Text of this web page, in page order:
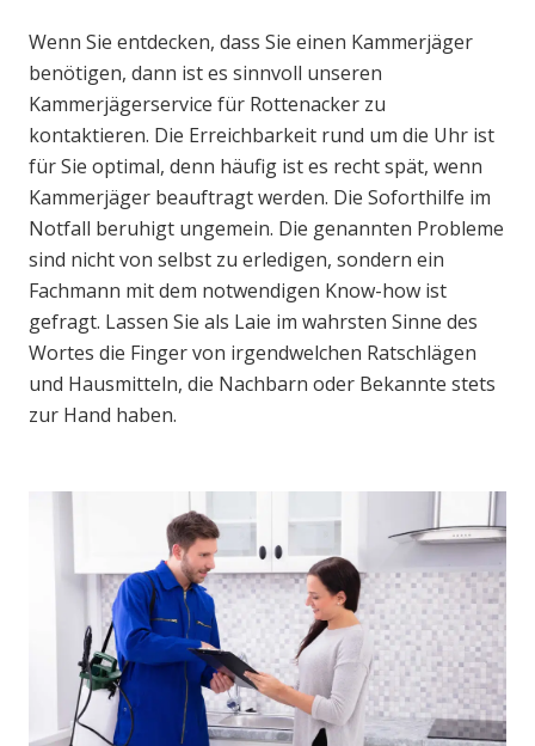
Wenn Sie entdecken, dass Sie einen Kammerjäger
benötigen, dann ist es sinnvoll unseren
Kammerjägerservice für Rottenacker zu
kontaktieren. Die Erreichbarkeit rund um die Uhr ist
für Sie optimal, denn häufig ist es recht spät, wenn
Kammerjäger beauftragt werden. Die Soforthilfe im
Notfall beruhigt ungemein. Die genannten Probleme
sind nicht von selbst zu erledigen, sondern ein
Fachmann mit dem notwendigen Know-how ist
gefragt. Lassen Sie als Laie im wahrsten Sinne des
Wortes die Finger von irgendwelchen Ratschlägen
und Hausmitteln, die Nachbarn oder Bekannte stets
zur Hand haben.